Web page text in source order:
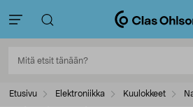
Etusivu Elektroniikka Kuulokkeet